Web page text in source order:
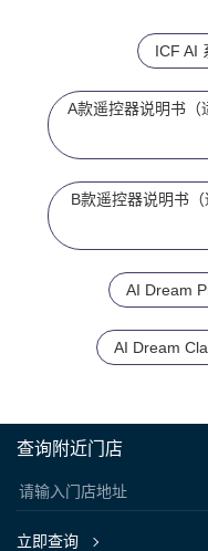
ICF AI
A款遥控器说明书（
B款遥控器说明书
AI Dream
AI Dream
查询附近门店
立即查询